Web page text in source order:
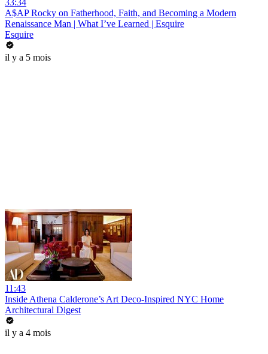
33:34
A$AP Rocky on Fatherhood, Faith, and Becoming a Modern
Renaissance Man | What I’ve Learned | Esquire
Esquire
il y a 5 mois
11:43
Inside Athena Calderone’s Art Deco-Inspired NYC Home
Architectural Digest
il y a 4 mois